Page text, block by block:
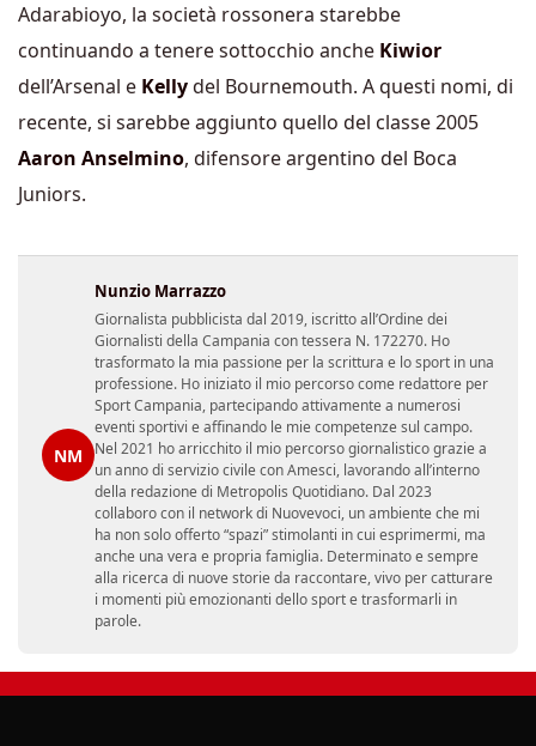
Adarabioyo, la società rossonera starebbe
continuando a tenere sottocchio anche Kiwior
dell’Arsenal e Kellydel Bournemouth. A questi nomi, di
recente, si sarebbe aggiunto quello del classe 2005
Aaron Anselmino, difensore argentino del Boca
Juniors.
NM
Nunzio Marrazzo
Giornalista pubblicista dal 2019, iscritto all’Ordine dei
Giornalisti della Campania con tessera N. 172270. Ho
trasformato la mia passione per la scrittura e lo sport in una
professione. Ho iniziato il mio percorso come redattore per
Sport Campania, partecipando attivamente a numerosi
eventi sportivi e affinando le mie competenze sul campo.
Nel 2021 ho arricchito il mio percorso giornalistico grazie a
un anno di servizio civile con Amesci, lavorando all’interno
della redazione di Metropolis Quotidiano. Dal 2023
collaboro con il network di Nuovevoci, un ambiente che mi
ha non solo offerto “spazi” stimolanti in cui esprimermi, ma
anche una vera e propria famiglia. Determinato e sempre
alla ricerca di nuove storie da raccontare, vivo per catturare
i momenti più emozionanti dello sport e trasformarli in
parole.